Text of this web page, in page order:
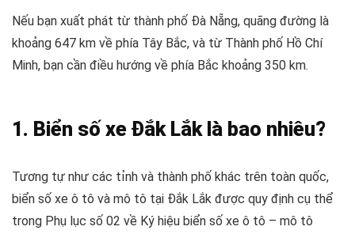
Nếu bạn xuất phát từ thành phố Đà Nẵng, quãng đường là
khoảng 647 km về phía Tây Bắc, và từ Thành phố Hồ Chí
Minh, bạn cần điều hướng về phía Bắc khoảng 350 km.
1. Biển số xe Đắk Lắk là bao nhiêu?
Tương tự như các tỉnh và thành phố khác trên toàn quốc,
biển số xe ô tô và mô tô tại Đắk Lắk được quy định cụ thể
trong Phụ lục số 02 về Ký hiệu biển số xe ô tô – mô tô